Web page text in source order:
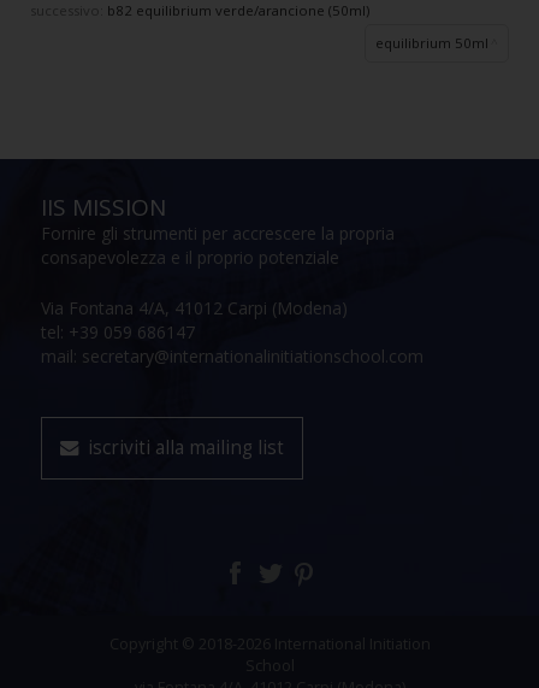
b82 equilibrium verde/arancione (50ml)
equilibrium 50ml
IIS MISSION
Fornire gli strumenti per accrescere la propria
consapevolezza e il proprio potenziale
Via Fontana 4/A, 41012 Carpi (Modena)
tel: +39 059 686147
mail: secretary@internationalinitiationschool.com
iscriviti alla mailing list
Copyright © 2018-2026 International Initiation
School